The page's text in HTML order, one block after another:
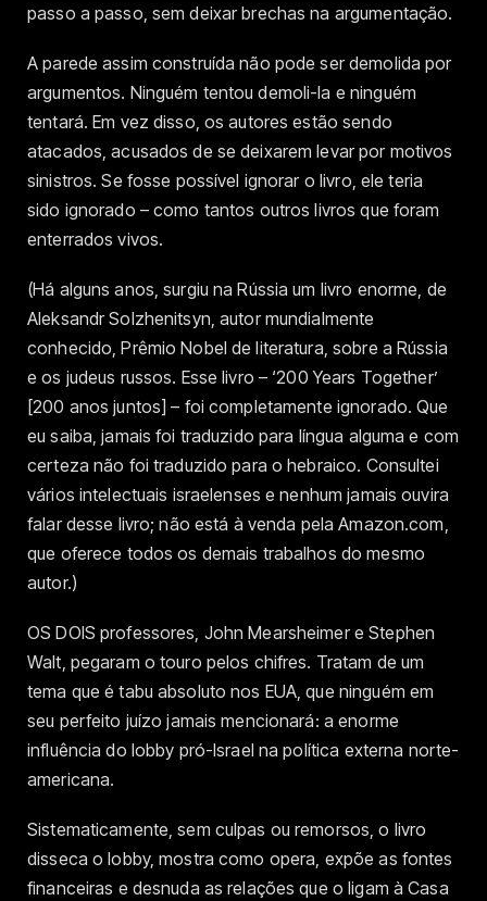
passo a passo, sem deixar brechas na argumentação.
A parede assim construída não pode ser demolida por
argumentos. Ninguém tentou demoli-la e ninguém
tentará. Em vez disso, os autores estão sendo
atacados, acusados de se deixarem levar por motivos
sinistros. Se fosse possível ignorar o livro, ele teria
sido ignorado – como tantos outros livros que foram
enterrados vivos.
(Há alguns anos, surgiu na Rússia um livro enorme, de
Aleksandr Solzhenitsyn, autor mundialmente
conhecido, Prêmio Nobel de literatura, sobre a Rússia
e os judeus russos. Esse livro – ‘200 Years Together’
[200 anos juntos] – foi completamente ignorado. Que
eu saiba, jamais foi traduzido para língua alguma e com
certeza não foi traduzido para o hebraico. Consultei
vários intelectuais israelenses e nenhum jamais ouvira
falar desse livro; não está à venda pela Amazon.com,
que oferece todos os demais trabalhos do mesmo
autor.)
OS DOIS professores, John Mearsheimer e Stephen
Walt, pegaram o touro pelos chifres. Tratam de um
tema que é tabu absoluto nos EUA, que ninguém em
seu perfeito juízo jamais mencionará: a enorme
influência do lobby pró-Israel na política externa norte-
americana.
Sistematicamente, sem culpas ou remorsos, o livro
disseca o lobby, mostra como opera, expõe as fontes
financeiras e desnuda as relações que o ligam à Casa